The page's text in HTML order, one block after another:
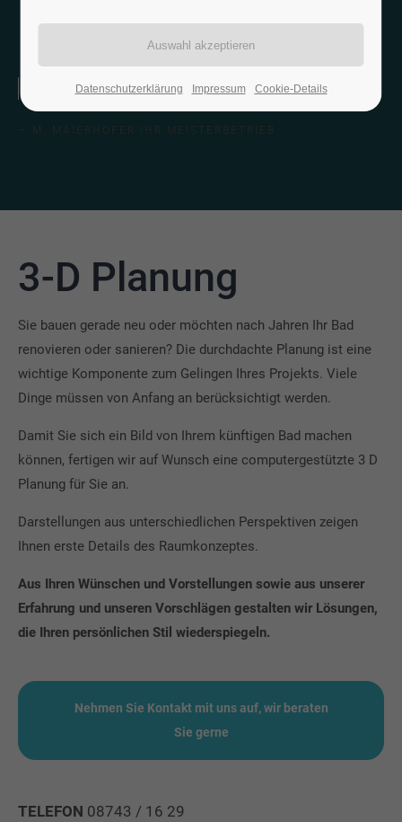
3D-PLANUNG
Ihr Handwerker auf den Sie zählen können
— M. MAIERHOFER IHR MEISTERBETRIEB
3-D Planung
Sie bauen gerade neu oder möchten nach Jahren Ihr Bad
renovieren oder sanieren? Die durchdachte Planung ist eine
wichtige Komponente zum Gelingen Ihres Projekts. Viele
Dinge müssen von Anfang an berücksichtigt werden.
Damit Sie sich ein Bild von Ihrem künftigen Bad machen
können, fertigen wir auf Wunsch eine computergestützte 3 D
Planung für Sie an.
Darstellungen aus unterschiedlichen Perspektiven zeigen
Ihnen erste Details des Raumkonzeptes.
Aus Ihren Wünschen und Vorstellungen sowie aus unserer
Erfahrung und unseren Vorschlägen gestalten wir Lösungen,
die Ihren persönlichen Stil wiederspiegeln.
Nehmen Sie Kontakt mit uns auf, wir beraten
Sie gerne
TELEFON 08743 / 16 29
Favoriten
Ausstellung und Beratung
Datenschutzerklärung Impressum Cookie-Details